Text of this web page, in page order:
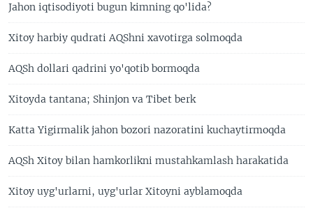
Jahon iqtisodiyoti bugun kimning qo'lida?
Xitoy harbiy qudrati AQShni xavotirga solmoqda
AQSh dollari qadrini yo'qotib bormoqda
Xitoyda tantana; Shinjon va Tibet berk
Katta Yigirmalik jahon bozori nazoratini kuchaytirmoqda
AQSh Xitoy bilan hamkorlikni mustahkamlash harakatida
Xitoy uyg'urlarni, uyg'urlar Xitoyni ayblamoqda